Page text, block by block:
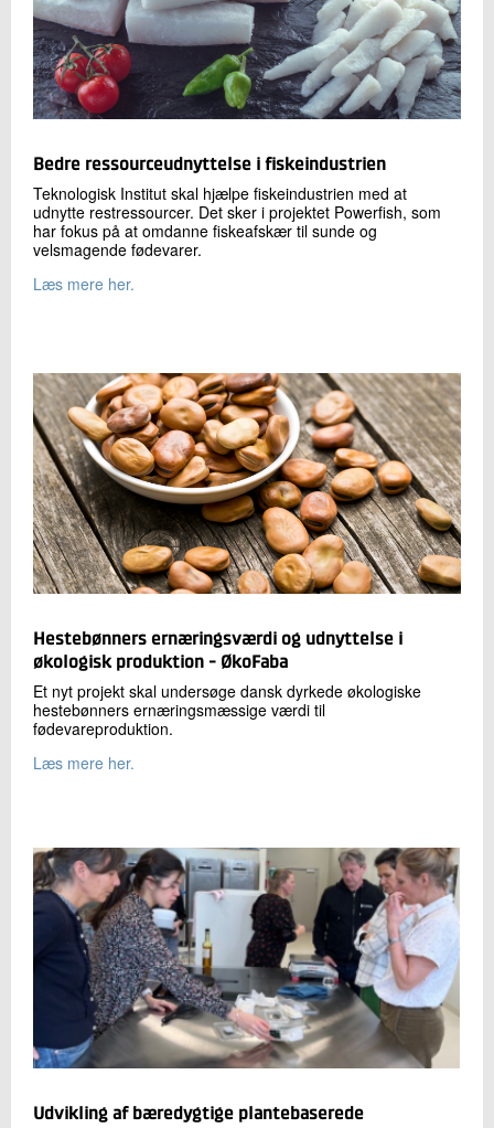
Bedre ressourceudnyttelse i fiskeindustrien
Teknologisk Institut skal hjælpe fiskeindustrien med at
udnytte restressourcer. Det sker i projektet Powerfish, som
har fokus på at omdanne fiskeafskær til sunde og
velsmagende fødevarer.
Læs mere her.
Hestebønners ernæringsværdi og udnyttelse i
økologisk produktion - ØkoFaba
Et nyt projekt skal undersøge dansk dyrkede økologiske
hestebønners ernæringsmæssige værdi til
fødevareproduktion.
Læs mere her.
Udvikling af bæredygtige plantebaserede